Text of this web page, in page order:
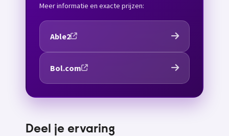
Meer informatie en exacte prijzen:
Able2
Bol.com
Deel je ervaring